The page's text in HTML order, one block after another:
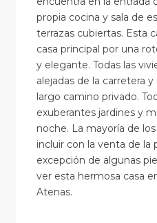
propia cocina y sala de
terrazas cubiertas. Esta
casa principal por una
y elegante. Todas las
alejadas de la carretera
largo camino privado.
exuberantes jardines y
noche. La mayoría de
incluir con la venta de la
excepción de algunas
ver esta hermosa casa
Atenas.